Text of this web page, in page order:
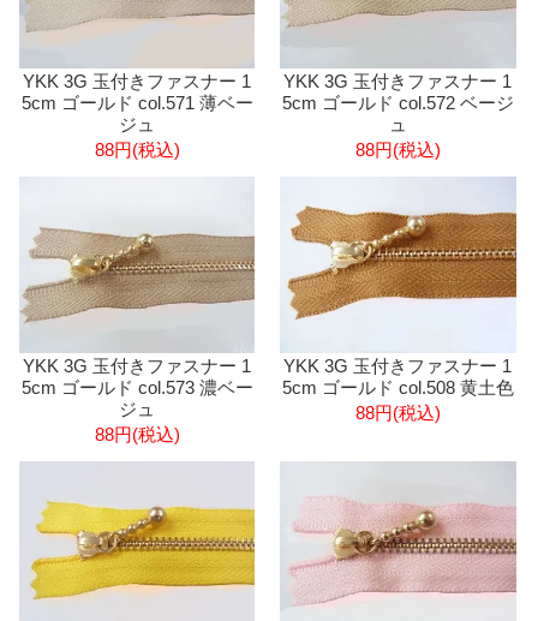
YKK 3G 玉付きファスナー 1
5cm ゴールド col.571 薄ベー
ジュ
88円(税込)
YKK 3G 玉付きファスナー 1
5cm ゴールド col.572 ベージ
ュ
88円(税込)
YKK 3G 玉付きファスナー 1
5cm ゴールド col.573 濃ベー
ジュ
88円(税込)
YKK 3G 玉付きファスナー 1
5cm ゴールド col.508 黄土色
88円(税込)